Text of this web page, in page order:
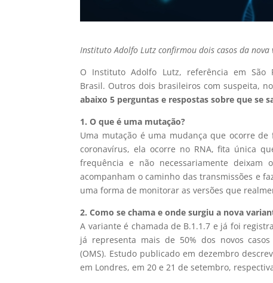
Instituto Adolfo Lutz confirmou dois casos da
O Instituto Adolfo Lutz, referência em São
Brasil. Outros dois brasileiros com suspeita,
abaixo 5 perguntas e respostas sobre que se
1. O que é uma mutação?
Uma mutação é uma mudança que ocorre
coronavírus, ela ocorre no RNA, fita única
frequência e não necessariamente deixam
acompanham o caminho das transmissões e
uma forma de monitorar as versões que
2. Como se chama e onde surgiu a nova
A variante é chamada de B.1.1.7 e já foi
já representa mais de 50% dos novos
(OMS). Estudo publicado em dezembro
em Londres, em 20 e 21 de setembro,